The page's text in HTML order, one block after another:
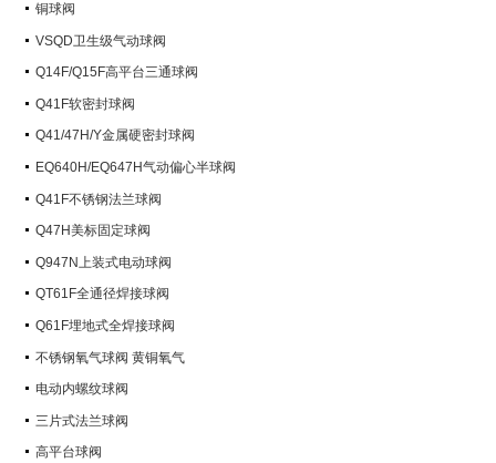
铜球阀
VSQD卫生级气动球阀
Q14F/Q15F高平台三通球阀
Q41F软密封球阀
Q41/47H/Y金属硬密封球阀
EQ640H/EQ647H气动偏心半球阀
Q41F不锈钢法兰球阀
Q47H美标固定球阀
Q947N上装式电动球阀
QT61F全通径焊接球阀
Q61F埋地式全焊接球阀
不锈钢氧气球阀 黄铜氧气
电动内螺纹球阀
三片式法兰球阀
高平台球阀